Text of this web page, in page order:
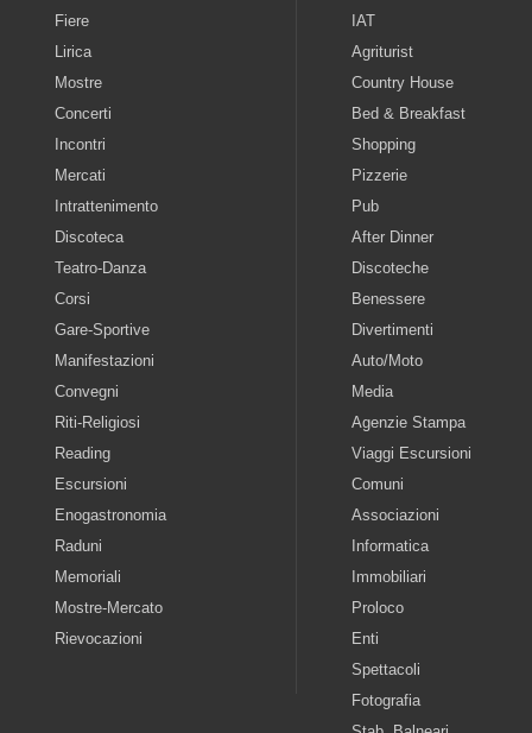
Fiere
Lirica
Mostre
Concerti
Incontri
Mercati
Intrattenimento
Discoteca
Teatro-Danza
Corsi
Gare-Sportive
Manifestazioni
Convegni
Riti-Religiosi
Reading
Escursioni
Enogastronomia
Raduni
Memoriali
Mostre-Mercato
Rievocazioni
IAT
Agriturist
Country House
Bed & Breakfast
Shopping
Pizzerie
Pub
After Dinner
Discoteche
Benessere
Divertimenti
Auto/Moto
Media
Agenzie Stampa
Viaggi Escursioni
Comuni
Associazioni
Informatica
Immobiliari
Proloco
Enti
Spettacoli
Fotografia